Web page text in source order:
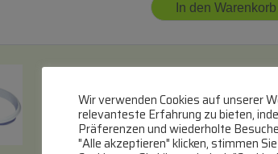
In den Warenkorb
9182001186
C00926788
Rutschfester
Gummiring
Wir verwenden Cookies auf unserer
relevanteste Erfahrung zu bieten,
Präferenzen und wiederholte
"Alle akzeptieren" klicken, stimmen